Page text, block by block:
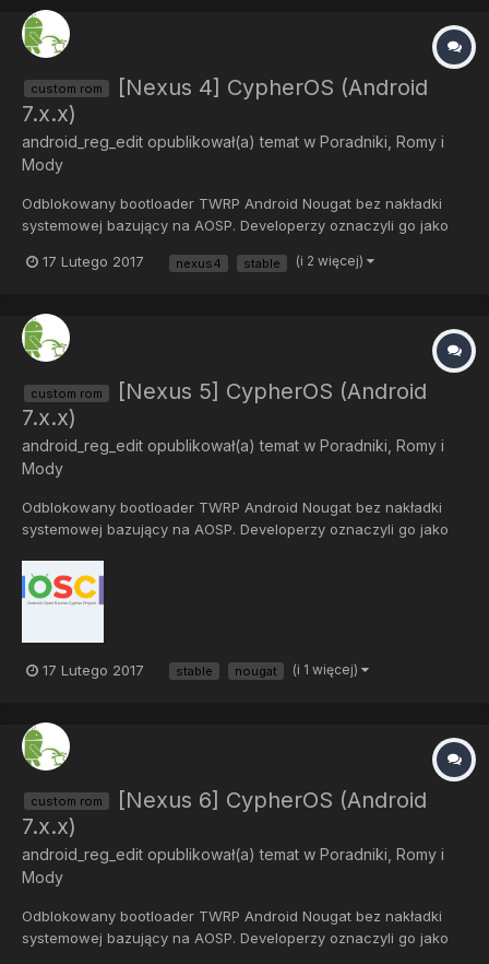
custom rom
[Nexus 4] CypherOS (Android
7.x.x)
android_reg_edit opublikował(a) temat w Poradniki, Romy i
Mody
Odblokowany bootloader TWRP Android Nougat bez nakładki
systemowej bazujący na AOSP. Developerzy oznaczyli go jako
tworzyć kopie zapasowe. Ze znalezionych przeze mnie
17 Lutego 2017 nexus4 stable (i 2 więcej)
custom rom
[Nexus 5] CypherOS (Android
7.x.x)
android_reg_edit opublikował(a) temat w Poradniki, Romy i
Mody
Odblokowany bootloader TWRP Android Nougat bez nakładki
systemowej bazujący na AOSP. Developerzy oznaczyli go jako
tworzyć kopie zapasowe. Ze znalezionych przeze mnie
informacji wynika, że mogą pojawić się błędy...
17 Lutego 2017 stable nougat (i 1 więcej)
custom rom
[Nexus 6] CypherOS (Android
7.x.x)
android_reg_edit opublikował(a) temat w Poradniki, Romy i
Mody
Odblokowany bootloader TWRP Android Nougat bez nakładki
systemowej bazujący na AOSP. Developerzy oznaczyli go jako